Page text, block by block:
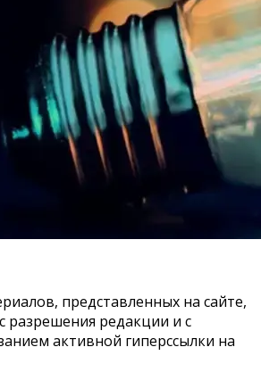
представленных на сайте,
разрешения редакции и с
активной гиперссылки на